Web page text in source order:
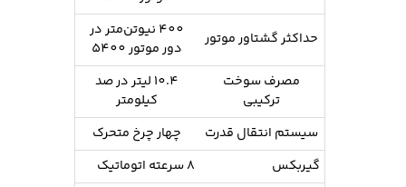
حداکثر گشتاور موتور
400 نیوتن‌متر در
دور موتور 5400
مصرف سوخت
ترکیبی
10.4 لیتر در صد
کیلومتر
سیستم انتقال قدرت
چهار چرخ متحرک
گیربکس
۸ سرعته اتوماتیک